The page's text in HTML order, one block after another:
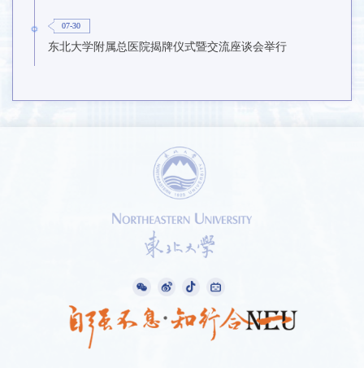
07-30
东北大学附属总医院揭牌仪式暨交流座谈会举行